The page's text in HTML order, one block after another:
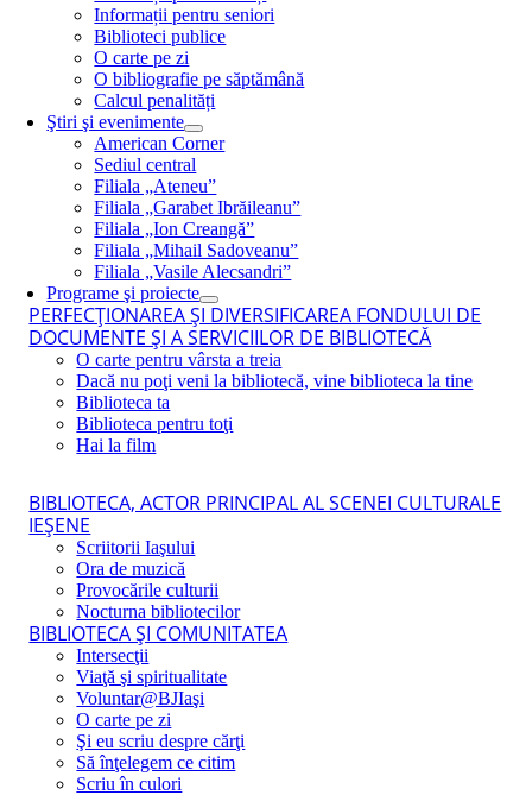
Informații pentru seniori
Biblioteci publice
O carte pe zi
O bibliografie pe săptămână
Calcul penalități
Ştiri şi evenimente
American Corner
Sediul central
Filiala „Ateneu”
Filiala „Garabet Ibrăileanu”
Filiala „Ion Creangă”
Filiala „Mihail Sadoveanu”
Filiala „Vasile Alecsandri”
Programe şi proiecte
PERFECŢIONAREA ŞI DIVERSIFICAREA FONDULUI DE
DOCUMENTE ŞI A SERVICIILOR DE BIBLIOTECĂ
O carte pentru vârsta a treia
Dacă nu poţi veni la bibliotecă, vine biblioteca la tine
Biblioteca ta
Biblioteca pentru toţi
Hai la film
BIBLIOTECA, ACTOR PRINCIPAL AL SCENEI CULTURALE
IEŞENE
Scriitorii Iaşului
Ora de muzică
Provocările culturii
Nocturna bibliotecilor
BIBLIOTECA ŞI COMUNITATEA
Intersecţii
Viaţă şi spiritualitate
Voluntar@BJIaşi
O carte pe zi
Şi eu scriu despre cărţi
Să înţelegem ce citim
Scriu în culori